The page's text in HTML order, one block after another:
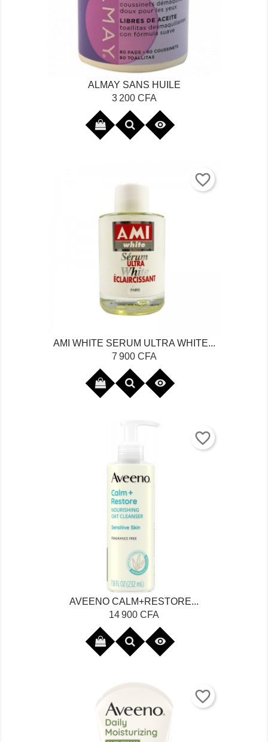
ALMAY SANS HUILE
Prix
3 200 CFA

favorite_border
AMI WHITE SERUM ULTRA WHITE...
Prix
7 900 CFA

favorite_border
AVEENO CALM+RESTORE...
Prix
14 900 CFA

favorite_border